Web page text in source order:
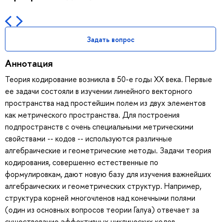
Задать вопрос
Аннотация
Теория кодирование возникла в 50-е годы XX века. Первые
ее задачи состояли в изучении линейного векторного
пространства над простейшим полем из двух элементов
как метрического пространства. Для построения
подпространств с очень специальными метрическими
свойствами -- кодов -- используются различные
алгебраические и геометрические методы. Задачи теория
кодирования, совершенно естественные по
формулировкам, дают новую базу для изучения важнейших
алгебраических и геометрических структур. Например,
структура корней многочленов над конечными полями
(один из основных вопросов теории Галуа) отвечает за